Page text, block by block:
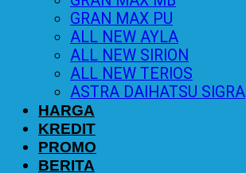
GRAN MAX PU
ALL NEW AYLA
ALL NEW SIRION
ALL NEW TERIOS
ASTRA DAIHATSU SIGRA
HARGA
KREDIT
PROMO
BERITA